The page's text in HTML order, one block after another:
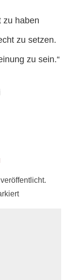
zu haben
zu setzen.
zu sein.“